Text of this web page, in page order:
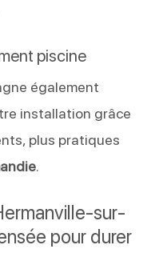
piscine
également
installation grâce
plus pratiques
.
sur-
pour durer